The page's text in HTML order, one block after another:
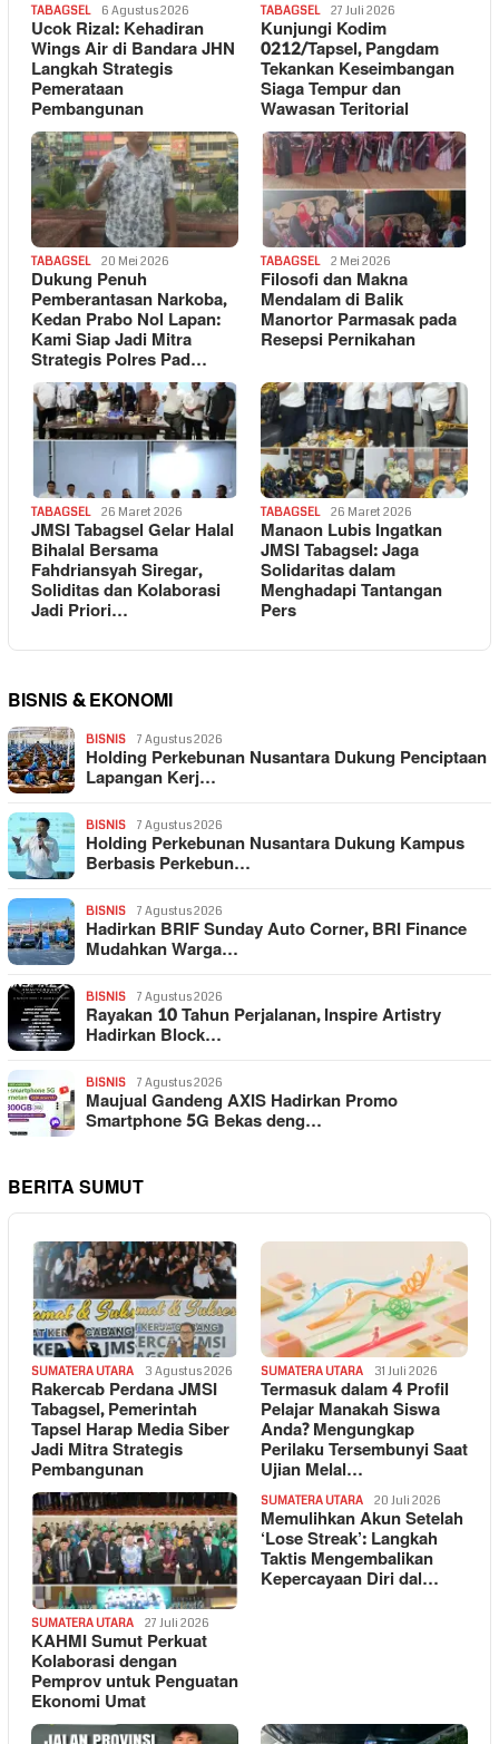
TABAGSEL 6 Agustus 2026
Ucok Rizal: Kehadiran
Wings Air di Bandara JHN
Langkah Strategis
Pemerataan
Pembangunan
TABAGSEL 27 Juli 2026
Kunjungi Kodim
0212/Tapsel, Pangdam
Tekankan Keseimbangan
Siaga Tempur dan
Wawasan Teritorial
TABAGSEL 20 Mei 2026
Dukung Penuh
Pemberantasan Narkoba,
Kedan Prabo Nol Lapan:
Kami Siap Jadi Mitra
Strategis Polres Pad…
TABAGSEL 2 Mei 2026
Filosofi dan Makna
Mendalam di Balik
Manortor Parmasak pada
Resepsi Pernikahan
TABAGSEL 26 Maret 2026
JMSI Tabagsel Gelar Halal
Bihalal Bersama
Fahdriansyah Siregar,
Soliditas dan Kolaborasi
Jadi Priori…
TABAGSEL 26 Maret 2026
Manaon Lubis Ingatkan
JMSI Tabagsel: Jaga
Solidaritas dalam
Menghadapi Tantangan
Pers
BISNIS & EKONOMI
BISNIS 7 Agustus 2026
Holding Perkebunan Nusantara Dukung Penciptaan
Lapangan Kerj…
BISNIS 7 Agustus 2026
Holding Perkebunan Nusantara Dukung Kampus
Berbasis Perkebun…
BISNIS 7 Agustus 2026
Hadirkan BRIF Sunday Auto Corner, BRI Finance
Mudahkan Warga…
BISNIS 7 Agustus 2026
Rayakan 10 Tahun Perjalanan, Inspire Artistry
Hadirkan Block…
BISNIS 7 Agustus 2026
Maujual Gandeng AXIS Hadirkan Promo
Smartphone 5G Bekas deng…
BERITA SUMUT
SUMATERA UTARA 3 Agustus 2026
Rakercab Perdana JMSI
Tabagsel, Pemerintah
Tapsel Harap Media Siber
Jadi Mitra Strategis
Pembangunan
SUMATERA UTARA 31 Juli 2026
Termasuk dalam 4 Profil
Pelajar Manakah Siswa
Anda? Mengungkap
Perilaku Tersembunyi Saat
Ujian Melal…
SUMATERA UTARA 27 Juli 2026
KAHMI Sumut Perkuat
Kolaborasi dengan
Pemprov untuk Penguatan
Ekonomi Umat
SUMATERA UTARA 20 Juli 2026
Memulihkan Akun Setelah
‘Lose Streak’: Langkah
Taktis Mengembalikan
Kepercayaan Diri dal…